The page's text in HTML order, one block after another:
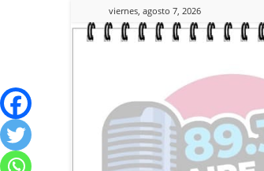
viernes, agosto 7, 2026